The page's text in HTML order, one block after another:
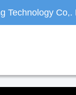
Technology Co,.